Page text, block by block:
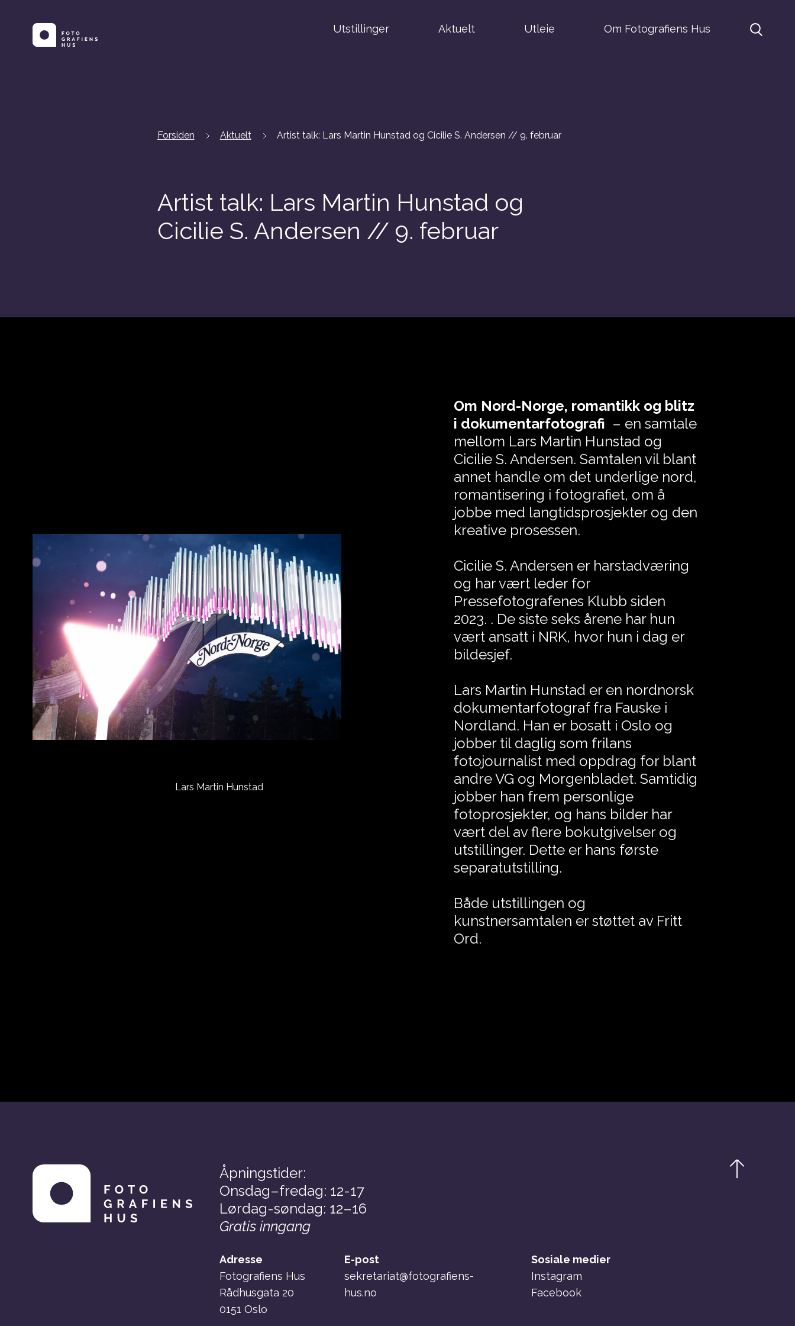
Utstillinger Aktuelt Utleie Om Fotografiens Hus
Forsiden Aktuelt Artist talk: Lars Martin Hunstad og Cicilie S. Andersen // 9. februar
Artist talk: Lars Martin Hunstad og
Cicilie S. Andersen // 9. februar
Lars Martin Hunstad
Om Nord-Norge, romantikk og blitz
i dokumentarfotografi – en samtale
mellom Lars Martin Hunstad og
Cicilie S. Andersen. Samtalen vil blant
annet handle om det underlige nord,
romantisering i fotografiet, om å
jobbe med langtidsprosjekter og den
kreative prosessen.
Cicilie S. Andersen er harstadværing
og har vært leder for
Pressefotografenes Klubb siden
2023. . De siste seks årene har hun
vært ansatt i NRK, hvor hun i dag er
bildesjef.
Lars Martin Hunstad er en nordnorsk
dokumentarfotograf fra Fauske i
Nordland. Han er bosatt i Oslo og
jobber til daglig som frilans
fotojournalist med oppdrag for blant
andre VG og Morgenbladet. Samtidig
jobber han frem personlige
fotoprosjekter, og hans bilder har
vært del av flere bokutgivelser og
utstillinger. Dette er hans første
separatutstilling.
Både utstillingen og
kunstnersamtalen er støttet av Fritt
Ord.
Åpningstider:
Onsdag–fredag: 12-17
Lørdag-søndag: 12–16
Gratis inngang
Adresse
Fotografiens Hus
Rådhusgata 20
0151 Oslo
E-post
sekretariat@fotografiens-
hus.no
Sosiale medier
Instagram
Facebook